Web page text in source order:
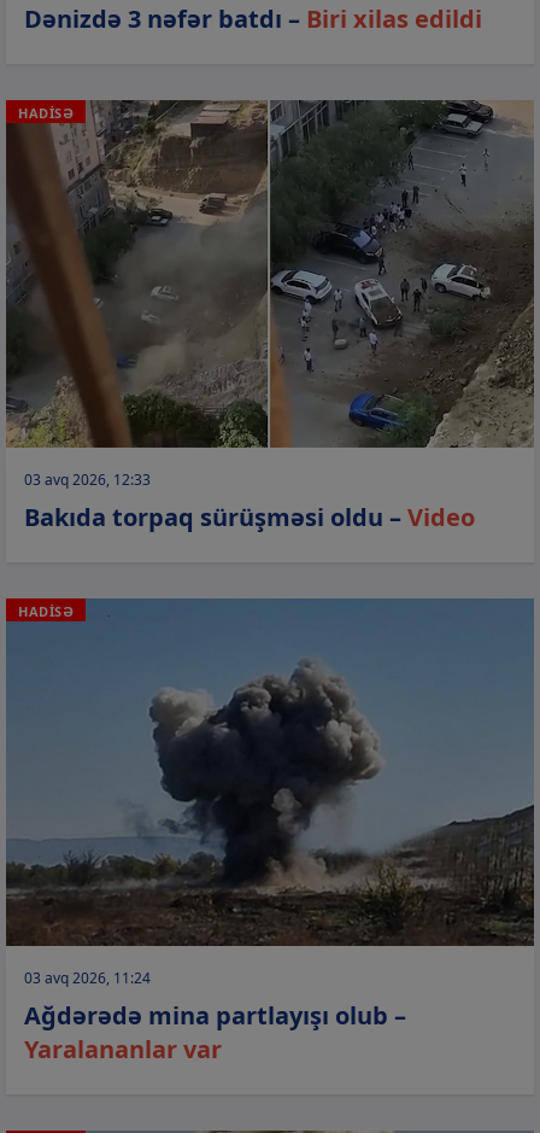
Dənizdə 3 nəfər batdı – Biri xilas edildi
HADİSƏ
03 avq 2026, 12:33
Bakıda torpaq sürüşməsi oldu –Video
HADİSƏ
03 avq 2026, 11:24
Ağdərədə mina partlayışı olub –
Yaralananlar var